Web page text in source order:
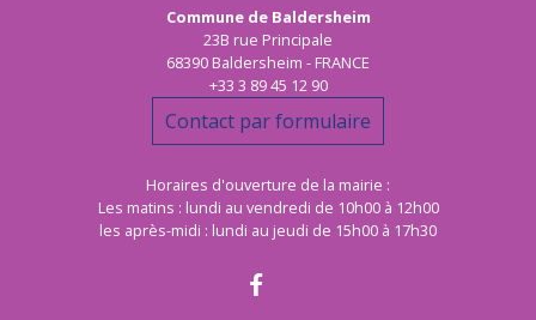
Commune de Baldersheim
23B rue Principale
68390 Baldersheim - FRANCE
+33 3 89 45 12 90
Contact par formulaire
Horaires d'ouverture de la mairie :
Les matins : lundi au vendredi de 10h00 à 12h00
les après-midi : lundi au jeudi de 15h00 à 17h30